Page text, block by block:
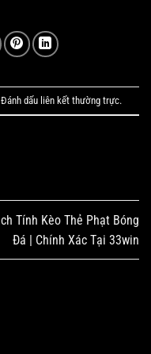
dấu liên kết thường trực.
Tính Kèo Thẻ Phạt Bóng
Đá | Chính Xác Tại 33win